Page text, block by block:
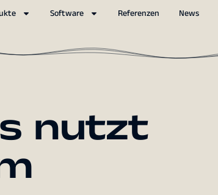
Software Referenzen News
nutzt